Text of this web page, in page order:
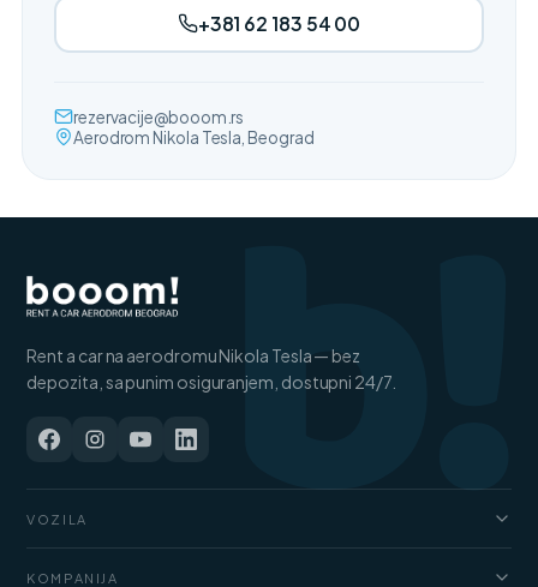
+381 62 183 54 00
rezervacije@booom.rs
Aerodrom Nikola Tesla, Beogradb!
Rent a car na aerodromu Nikola Tesla — bez
depozita, sa punim osiguranjem, dostupni 24/7.
VOZILA
KOMPANIJA